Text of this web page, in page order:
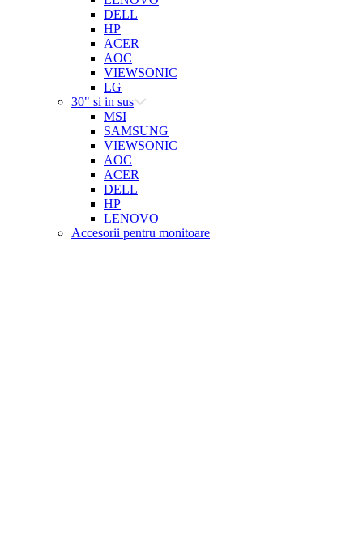
DELL
HP
ACER
AOC
VIEWSONIC
LG
30" si in sus
MSI
SAMSUNG
VIEWSONIC
AOC
ACER
DELL
HP
LENOVO
Accesorii pentru monitoare